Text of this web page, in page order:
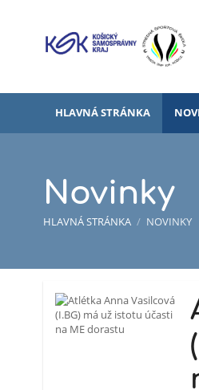
HLAVNÁ STRÁNKA
Novinky
HLAVNÁ STRÁNKA / NOVINKY
Novinky